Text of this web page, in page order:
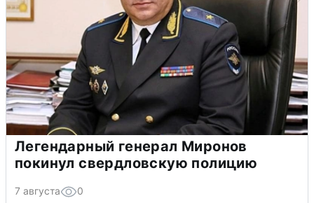
Легендарный генерал Миронов
покинул свердловскую полицию
7 августа 0